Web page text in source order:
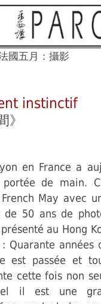
國五月：攝影
instinctif
》
en France a
de main.
May avec
50 ans de
au Hong
Quarante années
est passée et
cette fois non
il est une